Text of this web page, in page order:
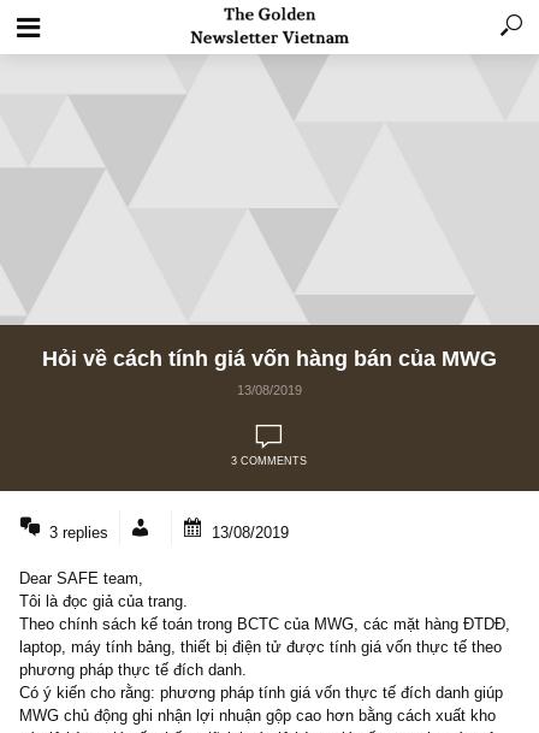
Hỏi về cách tính giá vốn hàng bán của
3 replies
Dear SAFE team,
Tôi là đọc giả của trang.
Theo chính sách kế toán trong BCTC của MWG, các mặt hàng
laptop, máy tính bảng, thiết bị điện tử được tính giá vốn thực tế